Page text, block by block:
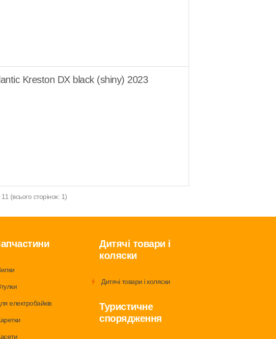
Kreston DX black (shiny) 2023
(всього сторінок: 1)
електробайків
Дитячі товари і
коляски
Дитячі товари і коляски
Туристичне
спорядження